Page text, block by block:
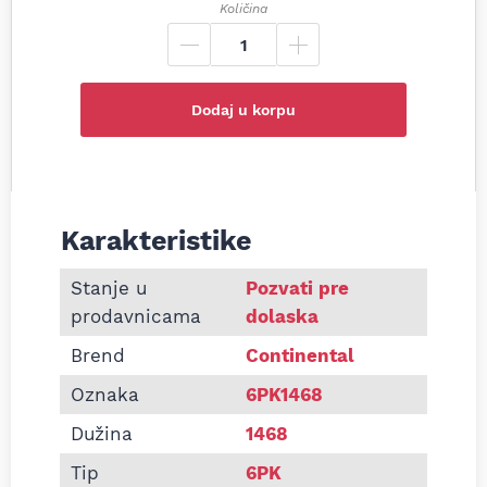
Količina
Dodaj u korpu
Informacije o Pk kaiš Continental 6PK1468
Karakteristike
Stanje u
prodavnicama
Pozvati pre
dolaska
Brend
Continental
Oznaka
6PK1468
Dužina
1468
Tip
6PK